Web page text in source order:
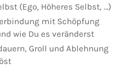
(Ego, Höheres Selbst, …)
mit Schöpfung
wie Du es veränderst
Groll und Ablehnung